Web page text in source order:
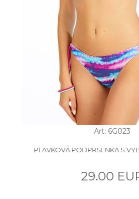
Art: 6G023
PLAVKOVÁ PODPRSENKA S
29.00